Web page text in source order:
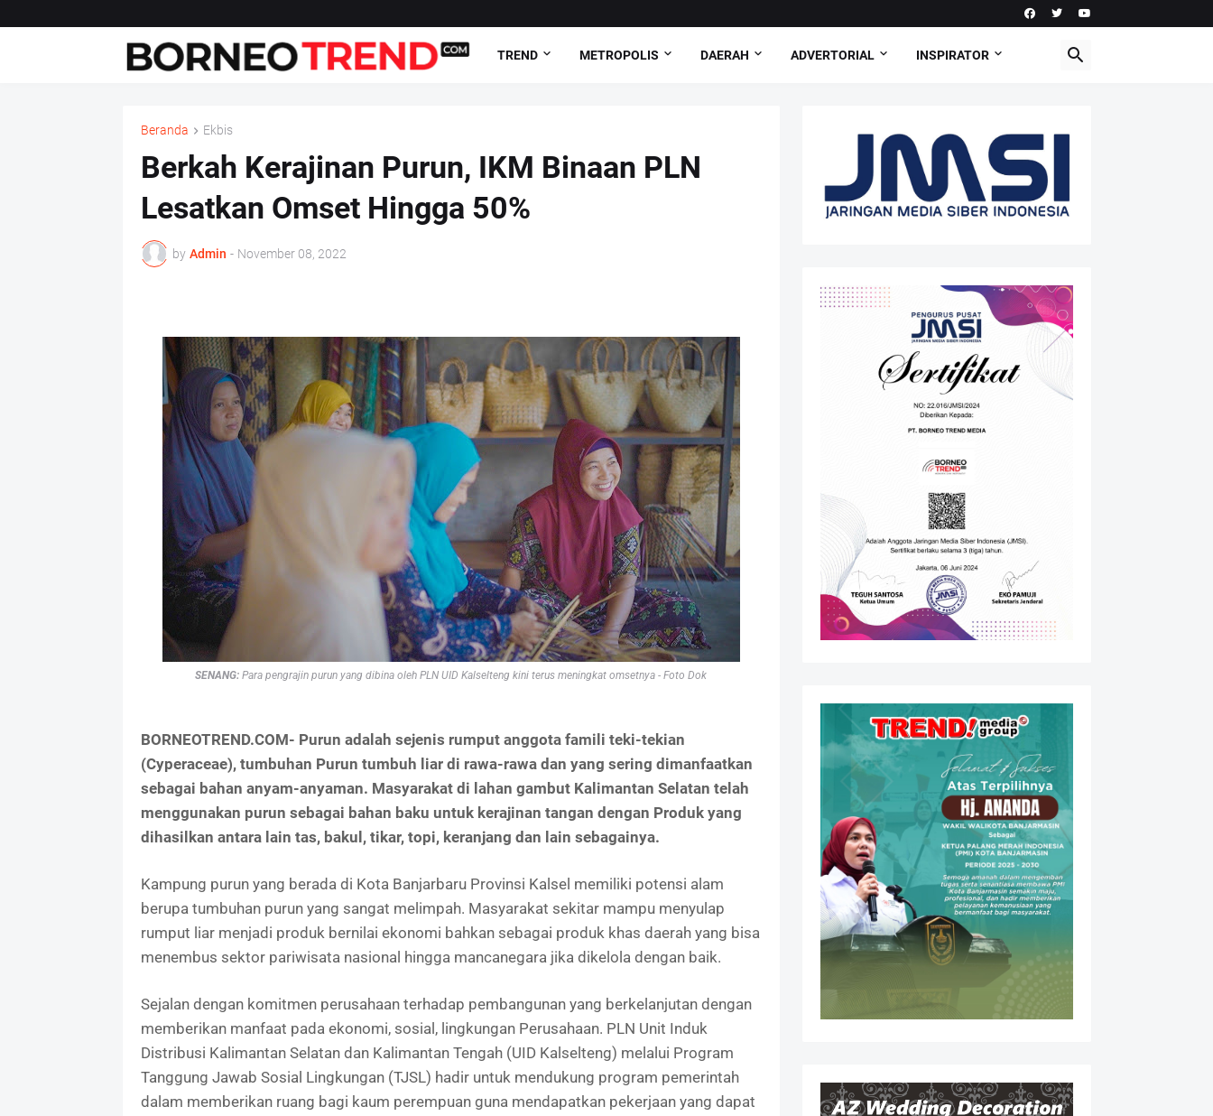
TREND METROPOLIS DAERAH ADVERTORIAL INSPIRATOR
Beranda Ekbis
Berkah Kerajinan Purun, IKM Binaan PLN
Lesatkan Omset Hingga 50%
by Admin - November 08, 2022
SENANG: Para pengrajin purun yang dibina oleh PLN UID Kalselteng kini terus meningkat omsetnya - Foto Dok
BORNEOTREND.COM- Purun adalah sejenis rumput anggota famili teki-tekian
(Cyperaceae), tumbuhan Purun tumbuh liar di rawa-rawa dan yang sering dimanfaatkan
sebagai bahan anyam-anyaman. Masyarakat di lahan gambut Kalimantan Selatan telah
menggunakan purun sebagai bahan baku untuk kerajinan tangan dengan Produk yang
dihasilkan antara lain tas, bakul, tikar, topi, keranjang dan lain sebagainya.
Kampung purun yang berada di Kota Banjarbaru Provinsi Kalsel memiliki potensi alam
berupa tumbuhan purun yang sangat melimpah. Masyarakat sekitar mampu menyulap
rumput liar menjadi produk bernilai ekonomi bahkan sebagai produk khas daerah yang bisa
menembus sektor pariwisata nasional hingga mancanegara jika dikelola dengan baik.
Sejalan dengan komitmen perusahaan terhadap pembangunan yang berkelanjutan dengan
memberikan manfaat pada ekonomi, sosial, lingkungan Perusahaan. PLN Unit Induk
Distribusi Kalimantan Selatan dan Kalimantan Tengah (UID Kalselteng) melalui Program
Tanggung Jawab Sosial Lingkungan (TJSL) hadir untuk mendukung program pemerintah
dalam memberikan ruang bagi kaum perempuan guna mendapatkan pekerjaan yang dapat